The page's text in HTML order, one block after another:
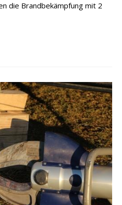
die Brandbekämpfung mit 2